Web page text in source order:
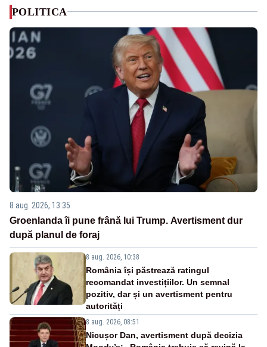
POLITICA
8 aug. 2026, 13:35
Groenlanda îi pune frână lui Trump. Avertisment dur
după planul de foraj
8 aug. 2026, 10:38
România își păstrează ratingul
recomandat investițiilor. Un semnal
pozitiv, dar și un avertisment pentru
autorități
8 aug. 2026, 08:51
Nicușor Dan, avertisment după decizia